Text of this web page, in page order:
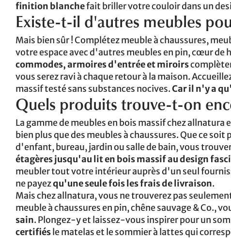
finition blanchefait briller votre couloir dans un
Existe-t-il d'autres meubles
Mais bien sûr ! Complétez meuble à chaussures,
votre espace avec d'autres meubles en pin, cœur de
commodes, armoires d'entrée et miroirs
vous serez ravi à chaque retour à la maison.
massif testé sans substances nocives.Car il n'y a
Quels produits trouve-t-on
La gamme de meubles en bois massif chez
bien plus que des meubles à chaussures. Que ce
d'enfant, bureau, jardin ou salle de bain, vous
étagères jusqu'au lit en bois massif au design
meubler tout votre intérieur auprès d'un seul
ne payezqu'une seule fois les frais de livraison.
Mais chez allnatura, vous ne trouverez pas
meuble à chaussures en pin, chêne sauvage & Co.,
sain. Plongez-y et laissez-vous inspirer pour un
certifiésle matelas et le sommier à lattes qui